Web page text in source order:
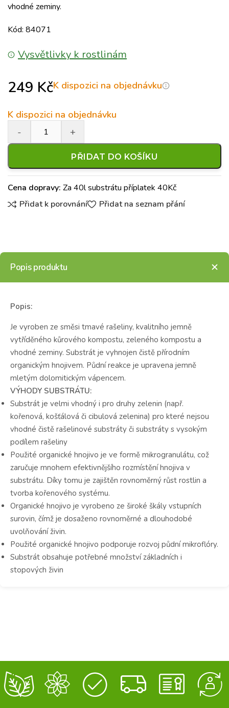
vhodné zeminy.
Kód: 84071
Vysvětlivky k rostlinám
249 KčK dispozici na objednávku
K dispozici na objednávku
PŘIDAT DO KOŠÍKU
Cena dopravy: Za 40l substrátu příplatek 40Kč
Přidat k porovnání
Přidat na seznam přání
Popis produktu
Popis:
Je vyroben ze směsi tmavé rašeliny, kvalitního jemně
vytříděného kůrového kompostu, zeleného kompostu a
vhodné zeminy. Substrát je vyhnojen čistě přírodním
organickým hnojivem. Půdní reakce je upravena jemně
mletým dolomitickým vápencem.
VÝHODY SUBSTRÁTU:
Substrát je velmi vhodný i pro druhy zelenin (např.
kořenová, košťálová či cibulová zelenina) pro které nejsou
vhodné čistě rašelinové substráty či substráty s vysokým
podílem rašeliny
Použité organické hnojivo je ve formě mikrogranulátu, což
zaručuje mnohem efektivnějšího rozmístění hnojiva v
substrátu. Díky tomu je zajištěn rovnoměrný růst rostlin a
tvorba kořenového systému.
Organické hnojivo je vyrobeno ze široké škály vstupních
surovin, čímž je dosaženo rovnoměrné a dlouhodobé
uvolňování živin.
Použité organické hnojivo podporuje rozvoj půdní mikroflóry.
Substrát obsahuje potřebné množství základních i
stopových živin